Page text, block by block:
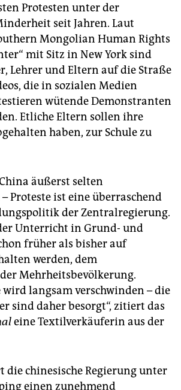
Protesten unter der
seit Jahren. Laut
Mongolian Human Rights
mit Sitz in New York sind
Lehrer und Eltern auf die Straße
die in sozialen Medien
wütende Demonstranten
Etliche Eltern sollen ihre
haben, zur Schule zu
äußerst selten
Proteste ist eine überraschend
der Zentralregierung.
Unterricht in Grund- und
früher als bisher auf
werden, dem
Mehrheitsbevölkerung.
wird langsam verschwinden – die
sind daher besorgt“, zitiert das
eine Textilverkäuferin aus der
die chinesische Regierung unter
einen zunehmend